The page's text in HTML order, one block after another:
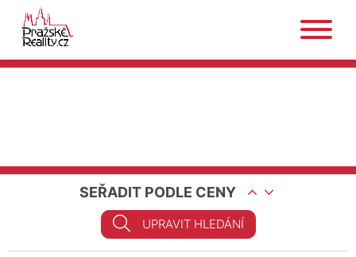
SEŘADIT PODLE CENY
UPRAVIT HLEDÁNÍ